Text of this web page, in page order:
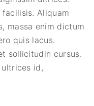
Aliquam
massa enim dictum
quis lacus.
sollicitudin cursus.
id,